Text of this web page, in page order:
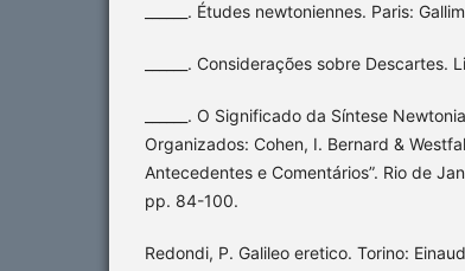
______. Études newtoniennes. Paris:
______. Considerações sobre
______. O Significado da Síntese
Organizados: Cohen, I. Bernard &
Antecedentes e Comentários”. Rio de
pp. 84-100.
Redondi, P. Galileo eretico. Torino: